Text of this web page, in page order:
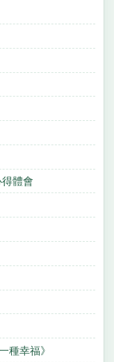
體會
種幸福》